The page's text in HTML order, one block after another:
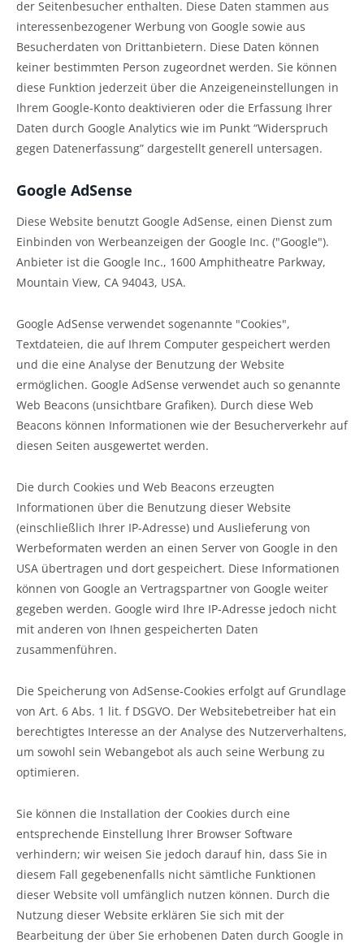
der Seitenbesucher enthalten. Diese Daten stammen aus
interessenbezogener Werbung von Google sowie aus
Besucherdaten von Drittanbietern. Diese Daten können
keiner bestimmten Person zugeordnet werden. Sie können
diese Funktion jederzeit über die Anzeigeneinstellungen in
Ihrem Google-Konto deaktivieren oder die Erfassung Ihrer
Daten durch Google Analytics wie im Punkt “Widerspruch
gegen Datenerfassung” dargestellt generell untersagen.
Google AdSense
Diese Website benutzt Google AdSense, einen Dienst zum
Einbinden von Werbeanzeigen der Google Inc. ("Google").
Anbieter ist die Google Inc., 1600 Amphitheatre Parkway,
Mountain View, CA 94043, USA.
Google AdSense verwendet sogenannte "Cookies",
Textdateien, die auf Ihrem Computer gespeichert werden
und die eine Analyse der Benutzung der Website
ermöglichen. Google AdSense verwendet auch so genannte
Web Beacons (unsichtbare Grafiken). Durch diese Web
Beacons können Informationen wie der Besucherverkehr auf
diesen Seiten ausgewertet werden.
Die durch Cookies und Web Beacons erzeugten
Informationen über die Benutzung dieser Website
(einschließlich Ihrer IP-Adresse) und Auslieferung von
Werbeformaten werden an einen Server von Google in den
USA übertragen und dort gespeichert. Diese Informationen
können von Google an Vertragspartner von Google weiter
gegeben werden. Google wird Ihre IP-Adresse jedoch nicht
mit anderen von Ihnen gespeicherten Daten
zusammenführen.
Die Speicherung von AdSense-Cookies erfolgt auf Grundlage
von Art. 6 Abs. 1 lit. f DSGVO. Der Websitebetreiber hat ein
berechtigtes Interesse an der Analyse des Nutzerverhaltens,
um sowohl sein Webangebot als auch seine Werbung zu
optimieren.
Sie können die Installation der Cookies durch eine
entsprechende Einstellung Ihrer Browser Software
verhindern; wir weisen Sie jedoch darauf hin, dass Sie in
diesem Fall gegebenenfalls nicht sämtliche Funktionen
dieser Website voll umfänglich nutzen können. Durch die
Nutzung dieser Website erklären Sie sich mit der
Bearbeitung der über Sie erhobenen Daten durch Google in